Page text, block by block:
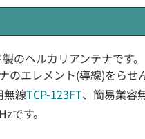
のヘルカリアンテナです。
エレメント(導線)をらせ
無線TCP-123FT、簡易業容
です。